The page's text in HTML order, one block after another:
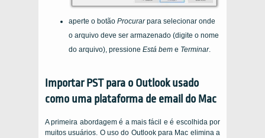
aperte o botão Procurarpara selecionar onde
o arquivo deve ser armazenado (digite o nome
do arquivo), pressione Está bem e Terminar.
Importar PST para o Outlook usado
como uma plataforma de email do Mac
A primeira abordagem é a mais fácil e é escolhida por
muitos usuários. O uso do Outlook para Mac elimina a